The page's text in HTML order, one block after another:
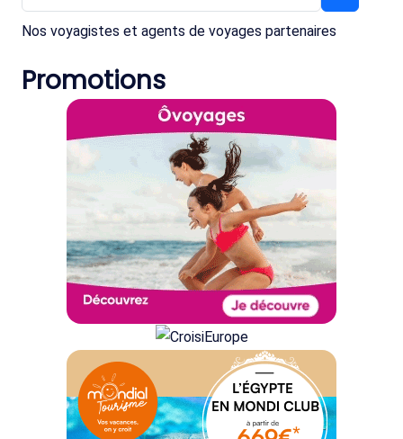
Nos voyagistes et agents de voyages partenaires
Promotions